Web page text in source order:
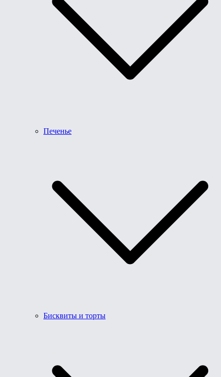
Печенье
Бисквиты и торты